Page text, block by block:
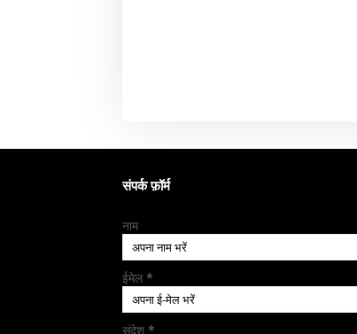
संपर्क फ़ॉर्म
नाम
ईमेल *
संदेश *